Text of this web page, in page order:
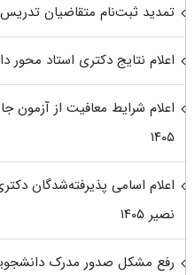
تمدید ثبت‌نام متقاضیان تدریس
اعلام نتایج دکتری استاد محور
اعلام شرایط معافیت از آزمون
۱۴۰۵
اعلام اسامی پذیرفته‌شدگان
نصیر ۱۴۰۵
رفع مشکل صدور مدرک